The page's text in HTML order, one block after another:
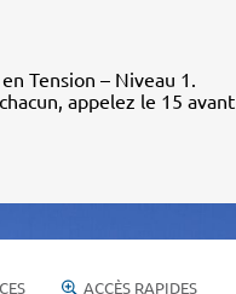
Tension – Niveau 1.
appelez le 15 avant
ACCÈS RAPIDES